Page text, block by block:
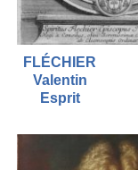
FLÉCHIER
Valentin
Esprit